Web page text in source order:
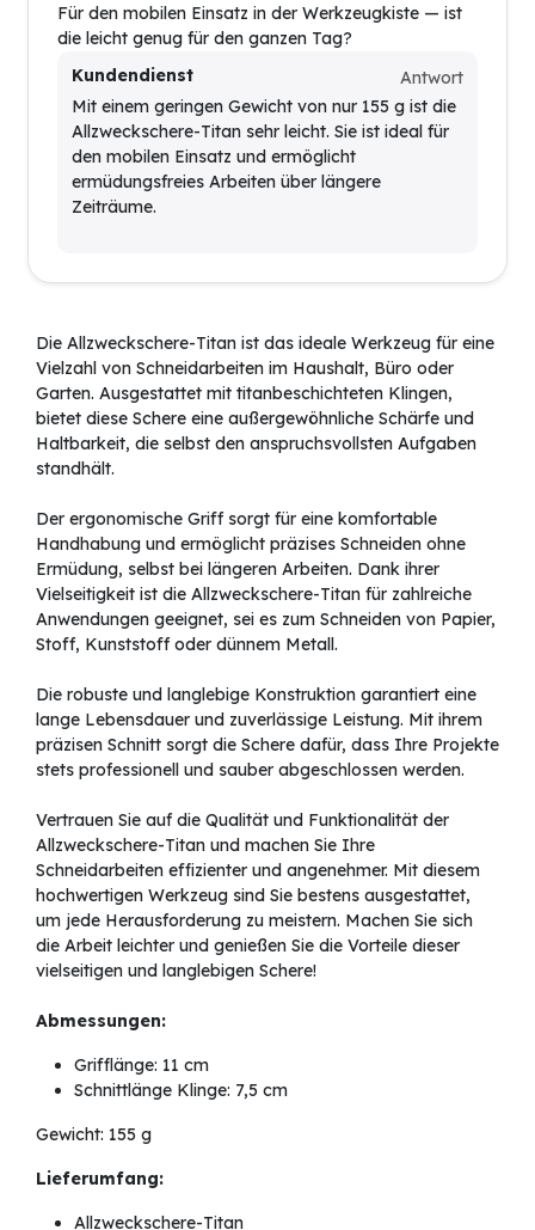
Für den mobilen Einsatz in der Werkzeugkiste — ist
die leicht genug für den ganzen Tag?
Kundendienst
Antwort
Mit einem geringen Gewicht von nur 155 g ist die
Allzweckschere-Titan sehr leicht. Sie ist ideal für
den mobilen Einsatz und ermöglicht
ermüdungsfreies Arbeiten über längere
Zeiträume.
Die Allzweckschere-Titan ist das ideale Werkzeug für eine
Vielzahl von Schneidarbeiten im Haushalt, Büro oder
Garten. Ausgestattet mit titanbeschichteten Klingen,
bietet diese Schere eine außergewöhnliche Schärfe und
Haltbarkeit, die selbst den anspruchsvollsten Aufgaben
standhält.
Der ergonomische Griff sorgt für eine komfortable
Handhabung und ermöglicht präzises Schneiden ohne
Ermüdung, selbst bei längeren Arbeiten. Dank ihrer
Vielseitigkeit ist die Allzweckschere-Titan für zahlreiche
Anwendungen geeignet, sei es zum Schneiden von Papier,
Stoff, Kunststoff oder dünnem Metall.
Die robuste und langlebige Konstruktion garantiert eine
lange Lebensdauer und zuverlässige Leistung. Mit ihrem
präzisen Schnitt sorgt die Schere dafür, dass Ihre Projekte
stets professionell und sauber abgeschlossen werden.
Vertrauen Sie auf die Qualität und Funktionalität der
Allzweckschere-Titan und machen Sie Ihre
Schneidarbeiten effizienter und angenehmer. Mit diesem
hochwertigen Werkzeug sind Sie bestens ausgestattet,
um jede Herausforderung zu meistern. Machen Sie sich
die Arbeit leichter und genießen Sie die Vorteile dieser
vielseitigen und langlebigen Schere!
Abmessungen:
Grifflänge: 11 cm
Schnittlänge Klinge: 7,5 cm
Gewicht: 155 g
Lieferumfang:
Allzweckschere-Titan